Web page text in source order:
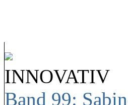
INNOVATIV
Band 99: